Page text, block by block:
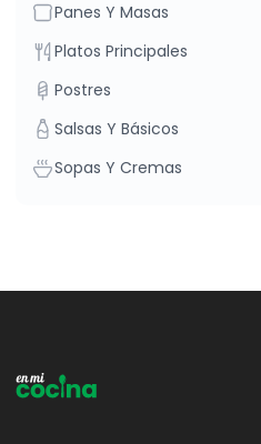
Panes Y Masas
Platos Principales
Postres
Salsas Y Básicos
Sopas Y Cremas